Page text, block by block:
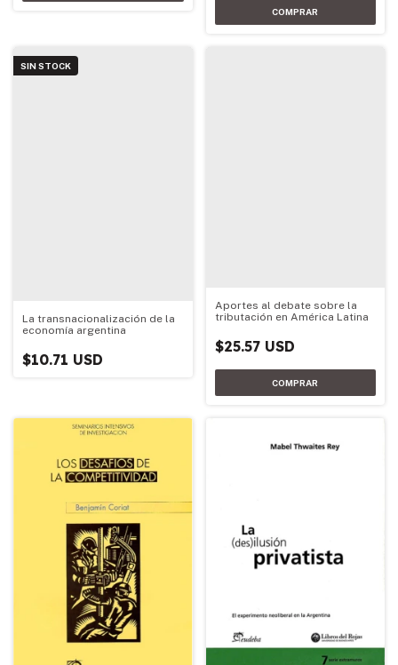
SIN STOCK
La transnacionalización de la
economía argentina
$10.71 USD
Aportes al debate sobre la
tributación en América Latina
$25.57 USD